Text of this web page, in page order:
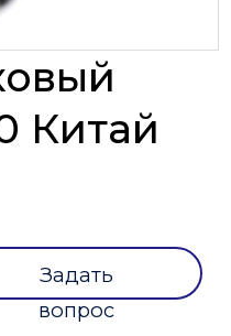
Китай
Задать
вопрос